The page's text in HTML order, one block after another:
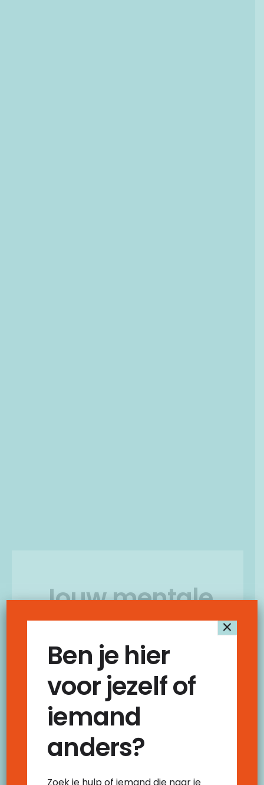
Jouw mentale
steuntje in de
rug. Of die rug
om even op te
leunen.
hoofd. In je leven. Dan is het fijn als je met
Ben je hier
voor jezelf of
iemand
anders?
×